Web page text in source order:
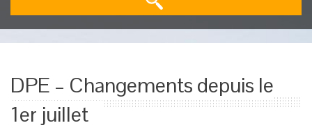
DPE – Changements depuis le
1er juillet